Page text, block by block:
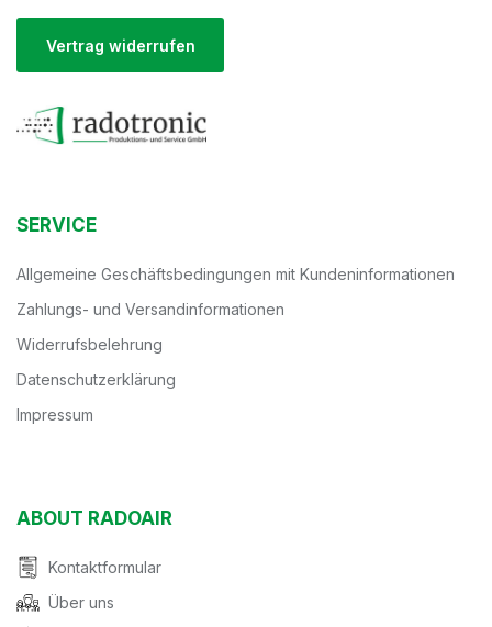
Vertrag widerrufen
SERVICE
Allgemeine Geschäftsbedingungen mit Kundeninformationen
Zahlungs- und Versandinformationen
Widerrufsbelehrung
Datenschutzerklärung
Impressum
ABOUT RADOAIR
Kontaktformular
Über uns